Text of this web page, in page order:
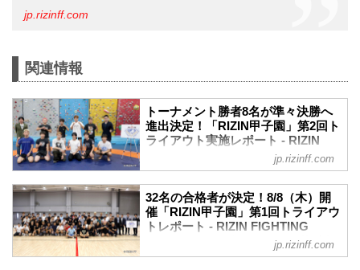
jp.rizinff.com
関連情報
トーナメント勝者8名が準々決勝へ
進出決定！「RIZIN甲子園」第2回ト
ライアウト実施レポート - RIZIN
FIGHTING FEDERATION オフィシ
ャルサイト
2024年8月25日（日）都内某所にて、未
来のスター選手発掘を目的としたプロジ
ェクト「RIZIN甲子園」の第2回トライア
ウトが開催された。
会場には「RIZIN甲子園」第1回トライア
jp.rizinff.com
32名の合格者が決定！8/8（木）開
催「RIZIN甲子園」第1回トライアウ
トレポート - RIZIN FIGHTING
FEDERATION オフィシャルサイト
jp.rizinff.com